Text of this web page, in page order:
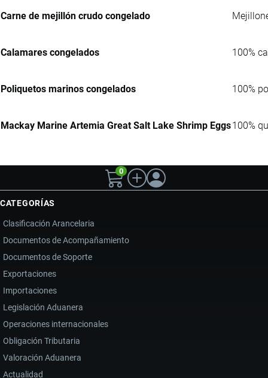
Carne de mejillón crudo congelado
Calamares congelados 100%
Poliquetos marinos congelados 100%
Mackay Marine Artemia Great Salt Lake Shrimp Eggs100%
0
CATEGORÍAS
Clasificación Arancelaria
Documentos de Acompañamiento
Documentos de Soporte
Exportaciones
Importaciones
Legislación Aduanera
Operaciones internacionales
Obligación Tributaria
Valoración Aduanera
Actualidad